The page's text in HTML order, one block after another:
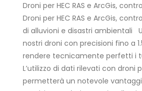
Droni per HEC RAS e ArcGis,
Droni per HEC RAS e ArcGis,
di alluvioni e disastri ambientali
nostri droni con precisioni fino a
rendere tecnicamente perfetti i
L’utilizzo di dati rilevati con droni
permetterà un notevole